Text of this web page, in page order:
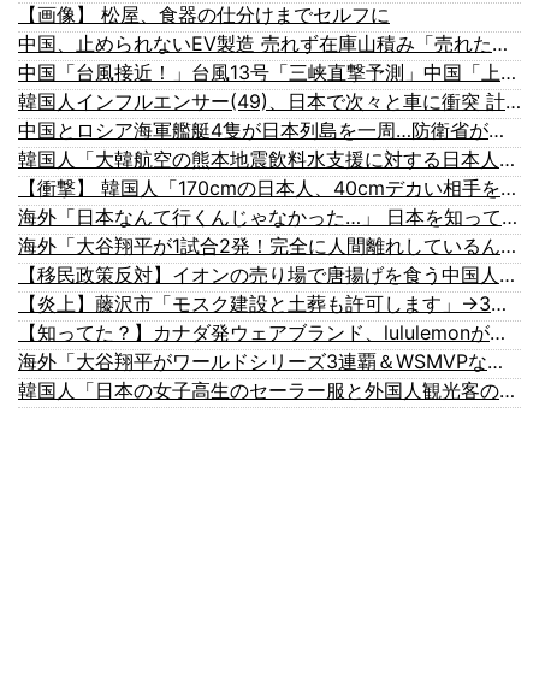
【画像】 松屋、食器の仕分けまでセルフに
中国、止められないEV製造 売れず在庫山積み「売れたこと」にして補助金を騙し取る事案を思いつきが横行
中国「台風接近！」台風13号「三峡直撃予測」中国「上流大洪水！（三峡上流」中国都市「8/5の映像（動画」三峡ダム「緊急放流（決壊危機」中国「下流大水害（震え声」→
韓国人インフルエンサー(49)、日本で次々と車に衝突 計7台巻き込み 八王子
中国とロシア海軍艦艇4隻が日本列島を一周…防衛省が全航路を公開！
韓国人「大韓航空の熊本地震飲料水支援に対する日本人の反応をご覧ください・・・」→「」
【衝撃】 韓国人「170cmの日本人、40cmデカい相手を踊らせてる」
海外「日本なんて行くんじゃなかった…」 日本を知ってしまったディズニー信者、帰国後『本家』に失望する事態に
海外「大谷翔平が1試合2発！完全に人間離れしているんだが…」
【移民政策反対】イオンの売り場で唐揚げを食う中国人の子供
【炎上】藤沢市「モスク建設と土葬も許可します」→3万人の反対署名も却下
【知ってた？】カナダ発ウェアブランド、lululemonが日本でオープン→店名は日本差別からできた？
海外「大谷翔平がワールドシリーズ3連覇＆WSMVPなら歴代何位？海外ファンの答えがこちら」
韓国人「日本の女子高生のセーラー服と外国人観光客の関係性」